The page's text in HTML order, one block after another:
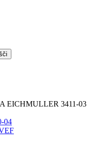
EICHMULLER 3411-03
04